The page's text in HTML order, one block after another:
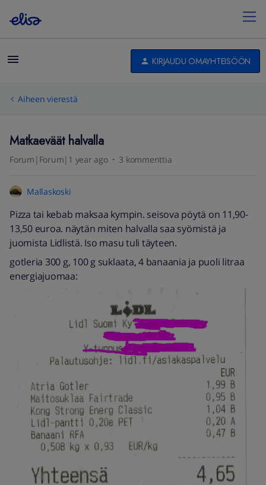
KIRJAUDU OMAYHTEISÖÖN
Aiheen vierestä
Matkaeväät halvalla
Forum|Forum|1 year ago 3 kommenttia
Mallaskoski
Pizza tai kebab maksaa kympin. seisova pöytä on 11,90-
13,50 euroa. näytän miten halvalla saa syömistä ja
juomista Lidlistä. Iso masu tuli täyteen.
gotleria 300 g, 100 g suklaata, 4 banaania ja puoli litraa
energiajuomaa: